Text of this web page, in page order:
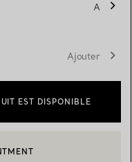
A
Ajouter
EST DISPONIBLE
OU PRENDRE RENDEZ-